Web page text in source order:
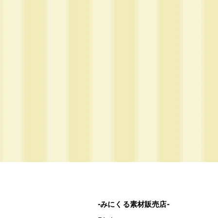
-みにくる素材販売店-